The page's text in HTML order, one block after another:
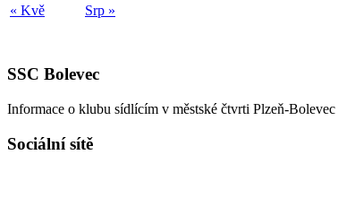
« Kvě Srp »
SSC Bolevec
Informace o klubu sídlícím v městské čtvrti Plzeň-Bolevec
Sociální sítě